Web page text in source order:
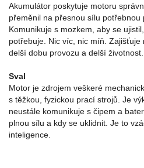
Akumulátor poskytuje motoru
přeměnil na přesnou sílu potřebnou
Komunikuje s mozkem, aby se
potřebuje. Nic víc, nic míň. Zajišťuje
delší dobu provozu a delší životnost.
Sval
Motor je zdrojem veškeré
s těžkou, fyzickou prací strojů. Je
neustále komunikuje s čipem a
plnou sílu a kdy se uklidnit. Je to
inteligence.